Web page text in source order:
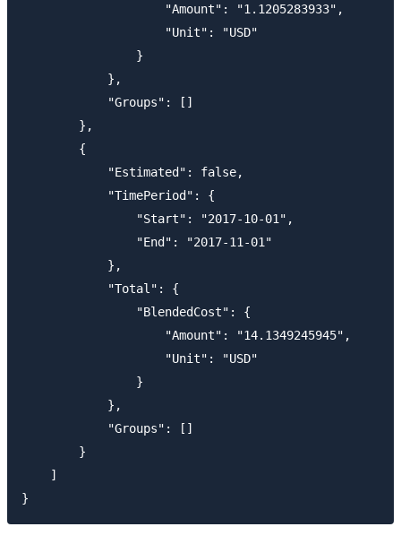
                    "Amount": "1.1205283933",
                    "Unit": "USD"
                }
            },
            "Groups": []
        },
        {
            "Estimated": false,
            "TimePeriod": {
                "Start": "2017-10-01",
                "End": "2017-11-01"
            },
            "Total": {
                "BlendedCost": {
                    "Amount": "14.1349245945",
                    "Unit": "USD"
                }
            },
            "Groups": []
        }
    ]